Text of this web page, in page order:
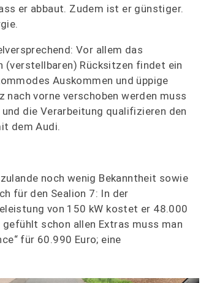
er abbaut. Zudem ist er günstiger.
Vor allem das
Rücksitzen findet ein
Auskommen und üppige
vorne verschoben werden muss
die Verarbeitung qualifizieren den
dem Audi.
noch wenig Bekanntheit sowie
für den Sealion 7: In der
von 150 kW kostet er 48.000
gefühlt schon allen Extras muss man
für 60.990 Euro; eine